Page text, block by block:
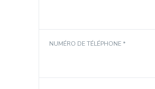
NUMÉRO DE TÉLÉPHONE *